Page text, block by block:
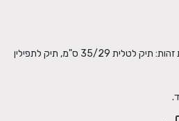
• כל תיקי הטלית והתפילין במידות זהות: תיק לטלית 35/29 ס"מ, תיק לתפילין